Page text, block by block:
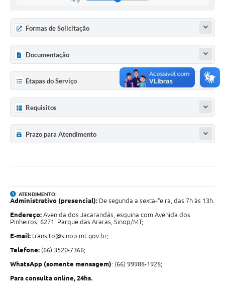
Formas de Solicitação
Documentação
Etapas do Serviço
Requisitos
Prazo para Atendimento
ATENDIMENTO:
Administrativo (presencial): De segunda a sexta-feira, das 7h às 13h.
Endereço: Avenida dos Jacarandás, esquina com Avenida dos
Pinheiros, 6271, Parque das Araras, Sinop/MT;
E-mail: transito@sinop.mt.gov.br;
Telefone: (66) 3520-7366;
WhatsApp (somente mensagem): (66) 99988-1928;
Para consulta online, 24hs.